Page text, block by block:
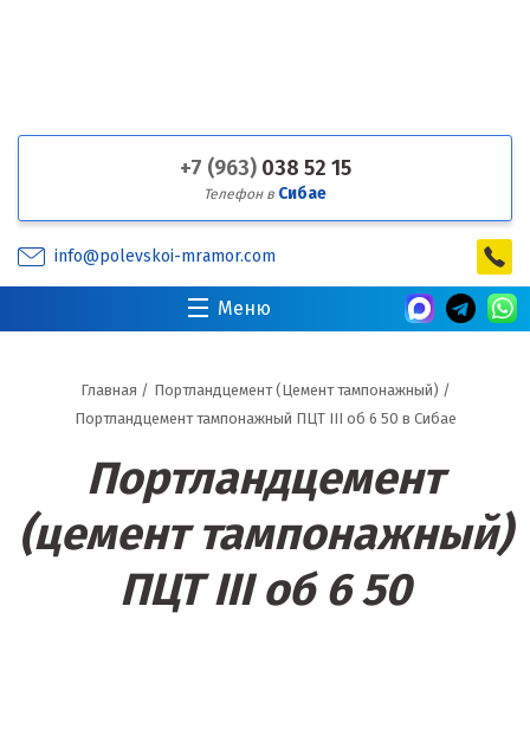
+7 (963) 038 52 15
Телефон в Сибае
info@polevskoi-mramor.com
Меню
Главная / Портландцемент (Цемент тампонажный) /
Портландцемент тампонажный ПЦТ III об 6 50 в Сибае
Портландцемент
(цемент тампонажный)
ПЦТ III об 6 50